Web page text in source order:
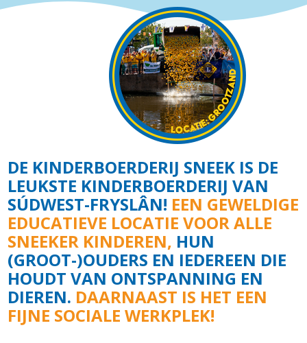
DE KINDERBOERDERIJ SNEEK IS DE
LEUKSTE KINDERBOERDERIJ VAN
SÚDWEST-FRYSLÂN! EEN GEWELDIGE
EDUCATIEVE LOCATIE VOOR ALLE
SNEEKER KINDEREN, HUN
(GROOT-)OUDERS EN IEDEREEN DIE
HOUDT VAN ONTSPANNING EN
DIEREN. DAARNAAST IS HET EEN
FIJNE SOCIALE WERKPLEK!